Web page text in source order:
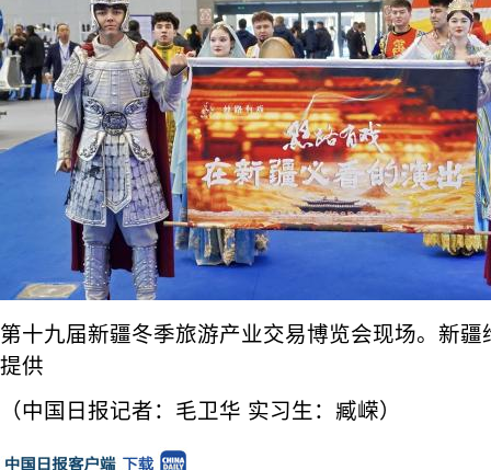
第十九届新疆冬季旅游产业交易博览会现场。新
提供
（中国日报记者：毛卫华 实习生：臧嵘）